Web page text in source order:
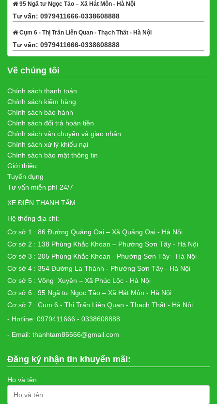
95 Ngã tư Ngọc Tảo – Xã Hát Môn - Hà Nội
Tư vấn: 0979411666-0338608888
Cụm 6 - Thị Trấn Liên Quan - Thạch Thất - Hà Nội
Tư vấn: 0979411666-0338608888
Về chúng tôi
Chính sách thanh toán
Chính sách kiểm hàng
Chính sách bảo hành
Chính sách đổi trả hoàn tiền
Chính sách vận chuyển và giao nhận
Chính sách xử lý khiếu nại
Chính sách bảo mật thông tin
Giới thiệu
Tuyển dụng
Tư vấn miễn phí 24/7
XE ĐIỆN THANH TÂM
Hệ thống địa chỉ:
Cơ sở 1 : 86 Đường Quảng Oai – Xã Quảng Oai - Hà Nội
Cơ sở 2 : 138 Phùng Khắc Khoan – Phường Sơn Tây - Hà Nội
Cơ sở 3 : 205 Phùng Khắc Khoan - Phường Sơn Tây - Hà Nội
Cơ sở 4 : 354 Đường La Thành - Phường Sơn Tây - Hà Nội
Cơ sở 5 : Võng Xuyên – Xã Phúc Lộc - Hà Nội
Cơ sở 6 : 95 Ngã tư Ngọc Tảo – Xã Hát Môn - Hà Nội
Cơ sở 7 : Cụm 6 - Thị Trấn Liên Quan - Thạch Thất - Hà Nội
- Hotline: 0979411666 - 0338608888
- Email: thanhtam86666@gmail.com
Đăng ký nhận tin khuyến mãi:
Họ và tên: